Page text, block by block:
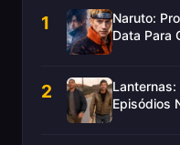
1
Naruto:
Data Para
2
Lanternas:
Episódios